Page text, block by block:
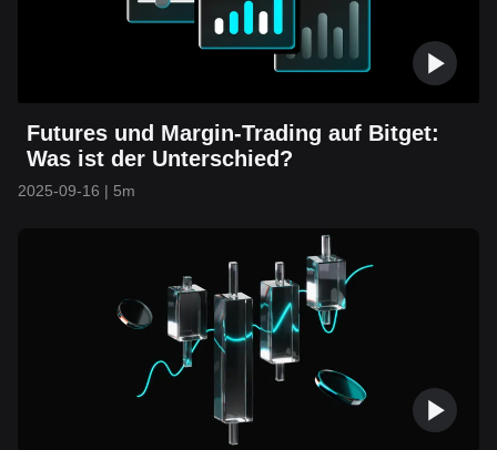
Futures und Margin-Trading auf Bitget:
Was ist der Unterschied?
2025-09-16 | 5m